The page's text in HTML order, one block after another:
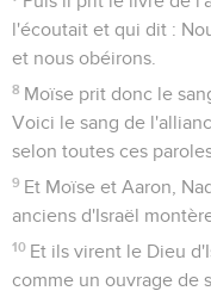
l'écoutait et qui dit :
et nous obéirons.
8 Moïse prit donc le
Voici le sang de
selon toutes ces
9 Et Moïse et Aaron,
anciens d'Israël
10 Et ils virent le Dieu
comme un ouvrage de